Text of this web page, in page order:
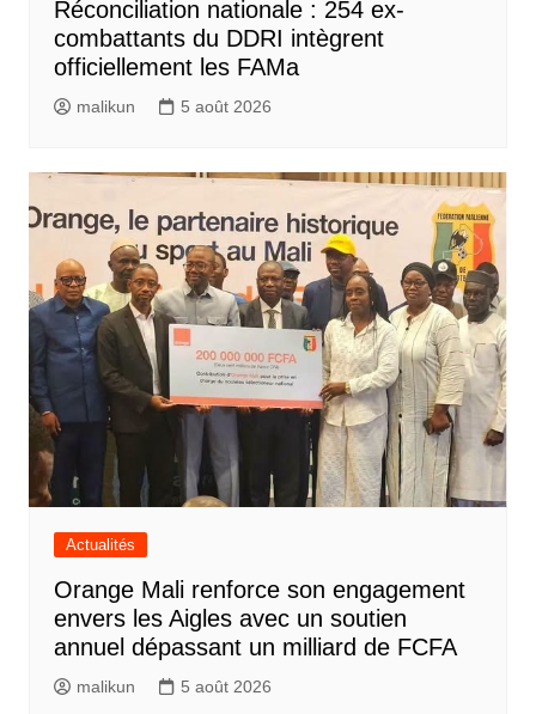
Réconciliation nationale : 254 ex-
combattants du DDRI intègrent
officiellement les FAMa
malikun 5 août 2026
Actualités
Orange Mali renforce son engagement
envers les Aigles avec un soutien
annuel dépassant un milliard de FCFA
malikun 5 août 2026